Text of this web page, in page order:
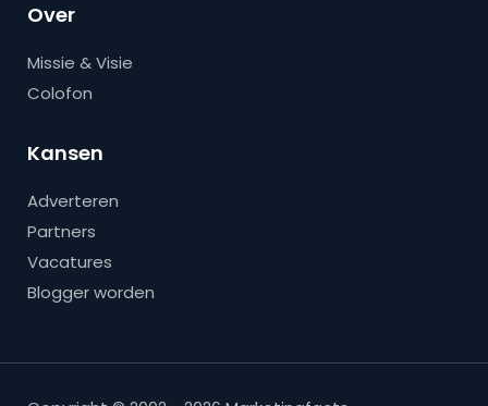
Over
Missie & Visie
Colofon
Kansen
Adverteren
Partners
Vacatures
Blogger worden